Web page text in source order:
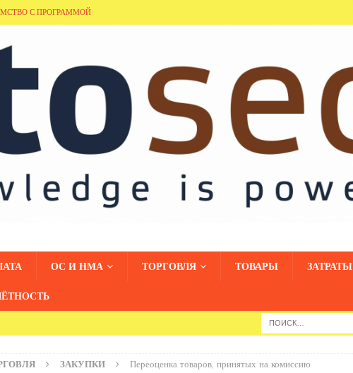
С ПРОГРАММОЙ
ЗНАКОМСТВО С ПРОГРАММОЙ
С ПРОГРАММОЙ
С ПРОГРАММОЙ
ОС И НМА ТОРГОВЛЯ ТОВАРЫ
ЗАТРАТЫ
ЗАКУПКИ Переоценка товаров, принятых на комиссию